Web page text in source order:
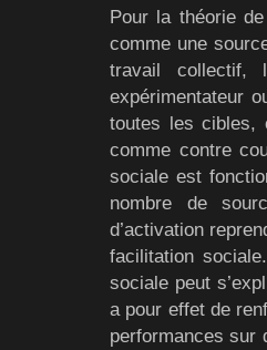
Pour la théorie
comme une
travail collectif,
expérimentateur
toutes les cibles,
comme contre
sociale est
nombre de
d’activation
facilitation
sociale peut
a pour effet de
performances sur